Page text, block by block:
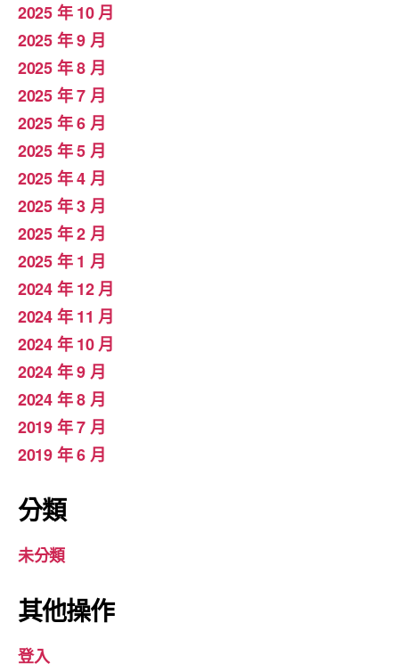
2025 年 10 月
2025 年 9 月
2025 年 8 月
2025 年 7 月
2025 年 6 月
2025 年 5 月
2025 年 4 月
2025 年 3 月
2025 年 2 月
2025 年 1 月
2024 年 12 月
2024 年 11 月
2024 年 10 月
2024 年 9 月
2024 年 8 月
2019 年 7 月
2019 年 6 月
分類
未分類
其他操作
登入